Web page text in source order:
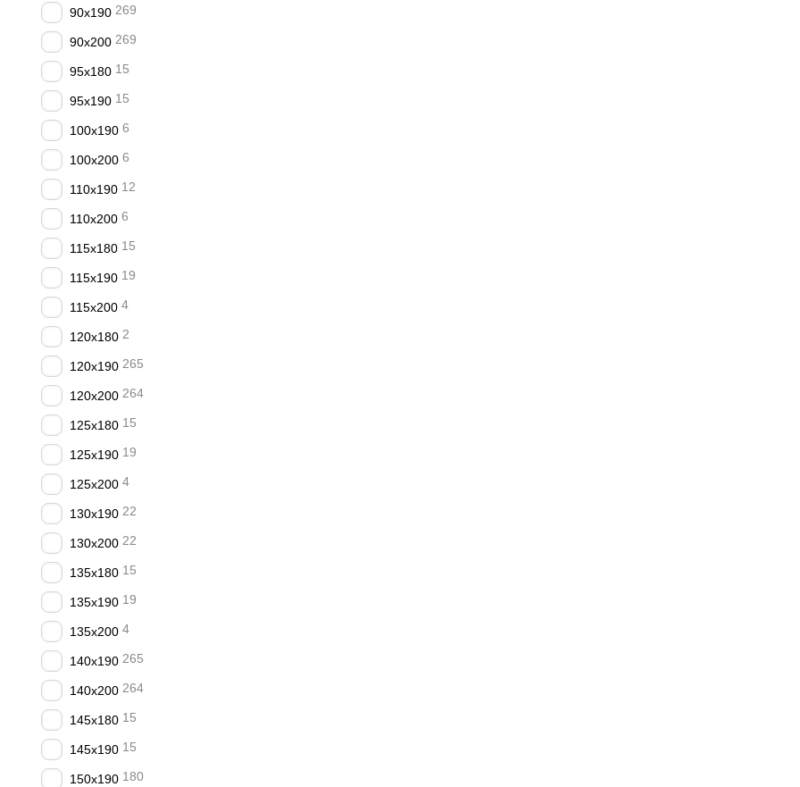
90x190 269
90x200 269
95x180 15
95x190 15
100x190 6
100x200 6
110x190 12
110x200 6
115x180 15
115x190 19
115x200 4
120x180 2
120x190 265
120х200 264
125x180 15
125x190 19
125x200 4
130x190 22
130x200 22
135x180 15
135x190 19
135x200 4
140x190 265
140х200 264
145x180 15
145x190 15
150х190 180